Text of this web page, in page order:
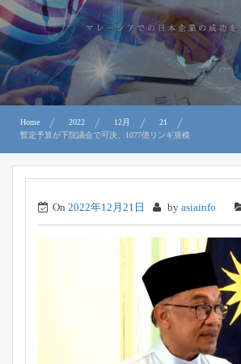
プライバシーポリシー及び著作権につ
お問合せ
Home 2022 12月
21
暫定予算が下院議会で可決、1077億リンギ規模
On 2022年12月21日 by asiainfo